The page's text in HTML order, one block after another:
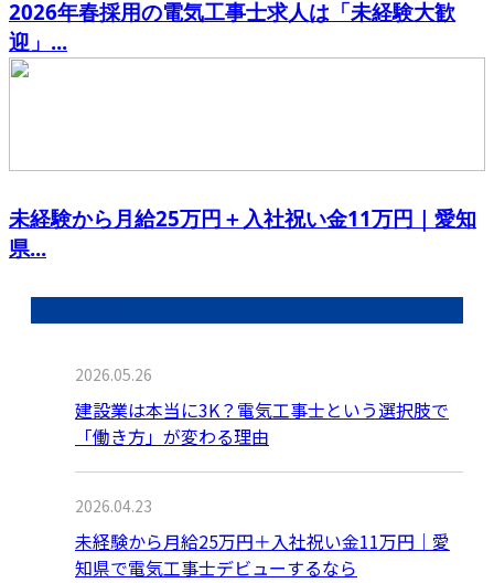
2026年春採用の電気工事士求人は「未経験大歓
迎」...
未経験から月給25万円＋入社祝い金11万円｜愛知
県...
2026.05.26
建設業は本当に3K？電気工事士という選択肢で
「働き方」が変わる理由
2026.04.23
未経験から月給25万円＋入社祝い金11万円｜愛
知県で電気工事士デビューするなら